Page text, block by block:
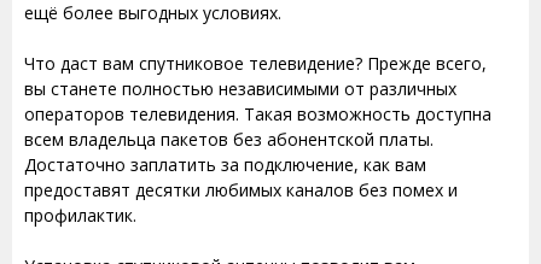
ещё более выгодных условиях.
Что даст вам спутниковое телевидение? Прежде всего,
вы станете полностью независимыми от различных
операторов телевидения. Такая возможность доступна
всем владельца пакетов без абонентской платы.
Достаточно заплатить за подключение, как вам
предоставят десятки любимых каналов без помех и
профилактик.